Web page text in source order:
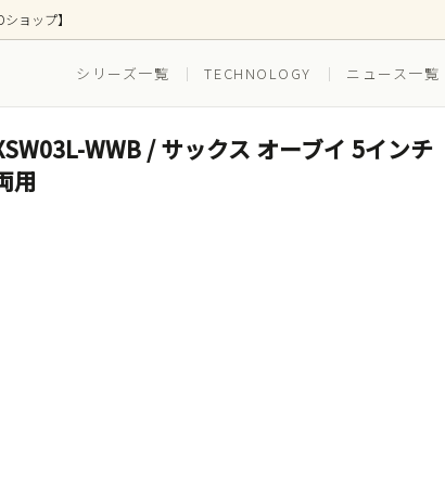
ョップ】
シリーズ一覧 TECHNOLOGY ニュース一覧
ス ボトムス
ズ別 EVERYDAY(普段穿き)
WWB / サックス オーブイ 5インチ
用